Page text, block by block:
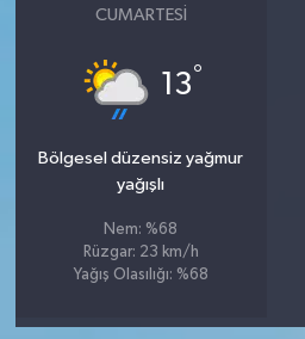
CUMARTESI
13°
Bölgesel düzensiz yağmur
yağışlı
Nem: %68
Rüzgar: 23 km/h
Yağış Olasılığı: %68